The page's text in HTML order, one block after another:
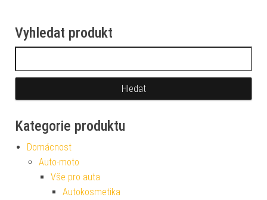
Vyhledat produkt
Kategorie produktu
Domácnost
Auto-moto
Vše pro auta
Autokosmetika